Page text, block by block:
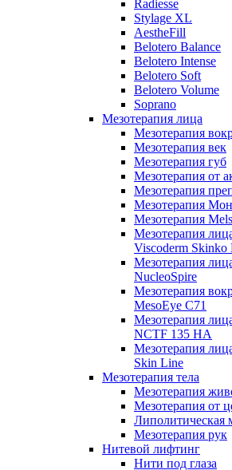
Radiesse
Stylage XL
AestheFill
Belotero Balance
Belotero Intense
Belotero Soft
Belotero Volume
Soprano
Мезотерапия лица
Мезотерапия
Мезотерапия век
Мезотерапия губ
Мезотерапия от
Мезотерапия
Мезотерапия
Мезотерапия
Мезотерапия
Viscoderm Skinko
Мезотерапия
NucleoSpire
Мезотерапия
MesoEye С71
Мезотерапия
NCTF 135 HA
Мезотерапия
Skin Line
Мезотерапия тела
Мезотерапия
Мезотерапия от
Липолитическая
Мезотерапия рук
Нитевой лифтинг
Нити под глаза